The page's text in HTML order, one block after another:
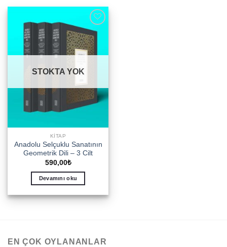
Add to
wishlist
STOKTA YOK
KITAP
Anadolu Selçuklu Sanatının
Geometrik Dili – 3 Cilt
590,00₺
Devamını oku
EN ÇOK OYLANANLAR